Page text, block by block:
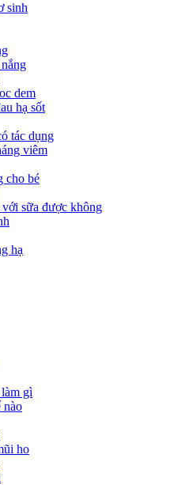
sinh
dem
hạ sốt
tác dụng
viêm
cho bé
sữa được không
hạ
làm gì
nào
ho